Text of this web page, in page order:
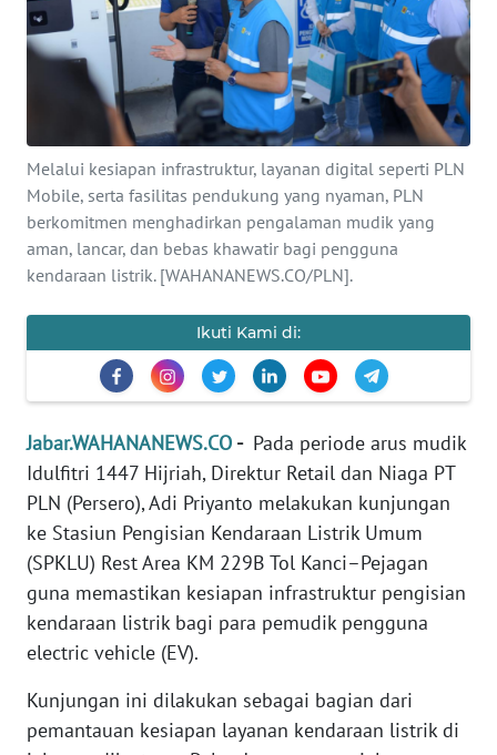
Melalui kesiapan infrastruktur, layanan digital seperti PLN
Mobile, serta fasilitas pendukung yang nyaman, PLN
berkomitmen menghadirkan pengalaman mudik yang
aman, lancar, dan bebas khawatir bagi pengguna
kendaraan listrik. [WAHANANEWS.CO/PLN].
Ikuti Kami di:
Jabar.WAHANANEWS.CO - Pada periode arus mudik
Idulfitri 1447 Hijriah, Direktur Retail dan Niaga PT
PLN (Persero), Adi Priyanto melakukan kunjungan
ke Stasiun Pengisian Kendaraan Listrik Umum
(SPKLU) Rest Area KM 229B Tol Kanci–Pejagan
guna memastikan kesiapan infrastruktur pengisian
kendaraan listrik bagi para pemudik pengguna
electric vehicle (EV).
Kunjungan ini dilakukan sebagai bagian dari
pemantauan kesiapan layanan kendaraan listrik di
SUKABUMI
PURWAKARTA
INDEKS
BERITA
KONTAK
TENTANG
KAMI
PEDOMAN
MEDIA
SIBER
KARIR